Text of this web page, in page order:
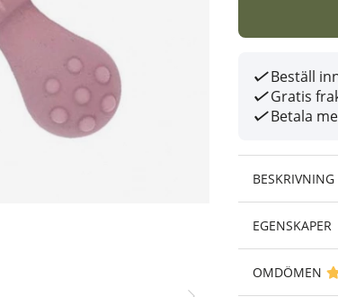
Beställ
Gratis
Betala
BESKRIVNING
EGENSKAPER
OMDÖMEN